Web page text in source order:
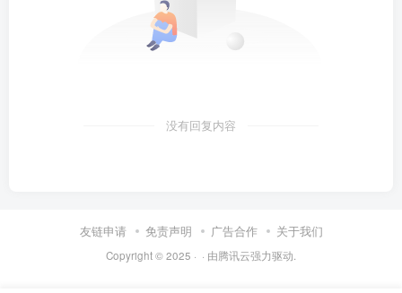
没有回复内容
友链申请 免责声明 广告合作 关于我们
Copyright © 2025 · · 由腾讯云强力驱动.